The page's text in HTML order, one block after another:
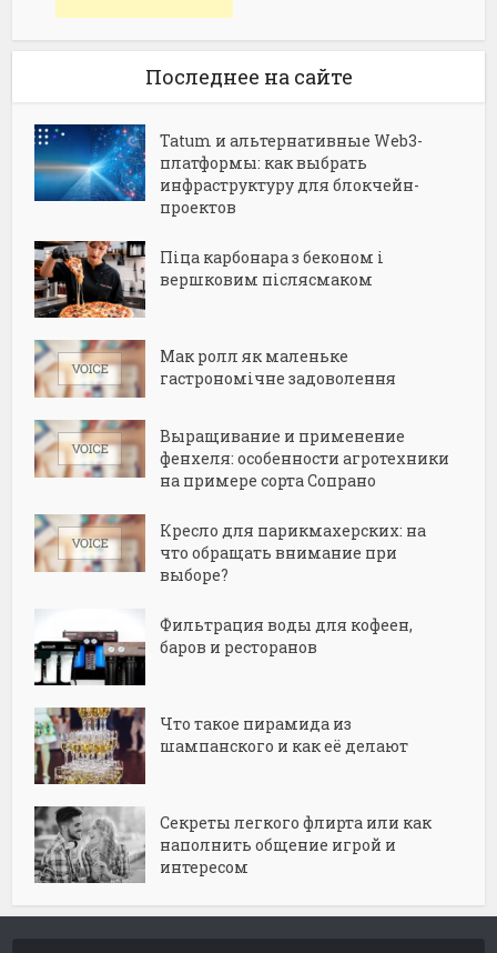
Последнее на сайте
Tatum и альтернативные Web3-
платформы: как выбрать
инфраструктуру для блокчейн-
проектов
Піца карбонара з беконом і
вершковим післясмаком
Мак ролл як маленьке
гастрономічне задоволення
Выращивание и применение
фенхеля: особенности агротехники
на примере сорта Сопрано
Кресло для парикмахерских: на
что обращать внимание при
выборе?
Фильтрация воды для кофеен,
баров и ресторанов
Что такое пирамида из
шампанского и как её делают
Секреты легкого флирта или как
наполнить общение игрой и
интересом